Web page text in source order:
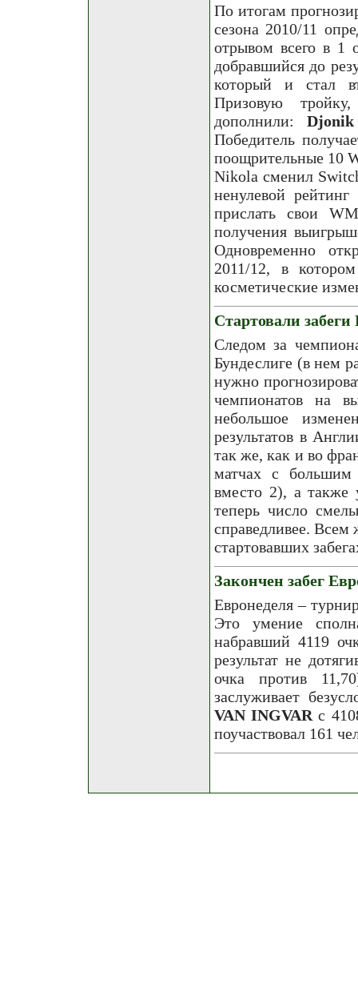
По итогам
сезона 2010/11
отрывом всего в 1
добравшийся до
который и стал
Призовую
дополнили:Djonik
Победитель
поощрительные 10
Nikola сменил
ненулевой
прислать свои
получения
Одновременно
2011/12, в
косметические
Стартовали
Следом за
Бундеслиге (в нем
нужно
чемпионатов на
небольшое
результатов в
так же, как и во
матчах с большим
вместо 2), а также
теперь число
справедливее.
стартовавших
Закончен забег
Евронеделя –
Это умение
набравший 4119
результат не
очка против
заслуживает
VAN INGVAR с
поучаствовал 161